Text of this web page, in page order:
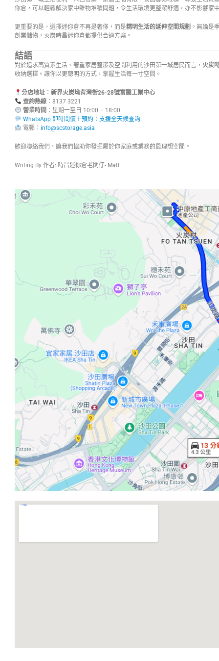
你倉，可以輕鬆解決家中雜物堆積問題，令生活環境更整潔舒適，亦不影響家
更重要的是，選擇迷你倉不再是奢侈，而是精明生活的延伸空間規劃 。無論是
創業儲物，火炭時昌迷你倉都提供合適方案。
結語
對於追求高質素生活、著重家居整潔及空間利用的沙田第一城居民而言， 火炭
收納選擇。讓你以更聰明的方式，掌握生活每一寸空間。
分店地址： 新界火炭坳背灣街26-28號富騰工業中心
查詢熱線：8137 3221
營業時間 ：星期一至日 10:00
WhatsApp 即時問價＋預約：支援全天候查詢
電郵： info@scstorage.asia
歡迎聯絡我們，讓我們協助你發掘屬於你家庭或業務的最理想空間。
Writing By 作者: 時昌迷你倉老闆仔- Matt